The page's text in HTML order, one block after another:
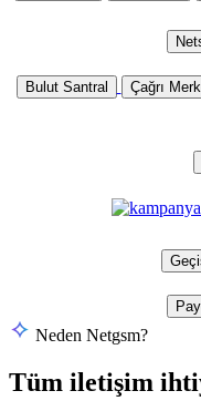
Bulut Santral Çağrı
Neden Netgsm?
Tüm iletişim